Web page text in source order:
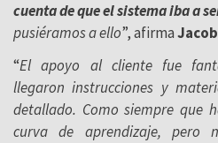
cuenta de que el sistema iba a
pusiéramos a ello”, afirma
“El apoyo al cliente fue
llegaron instrucciones y
detallado. Como siempre que
curva de aprendizaje, pero